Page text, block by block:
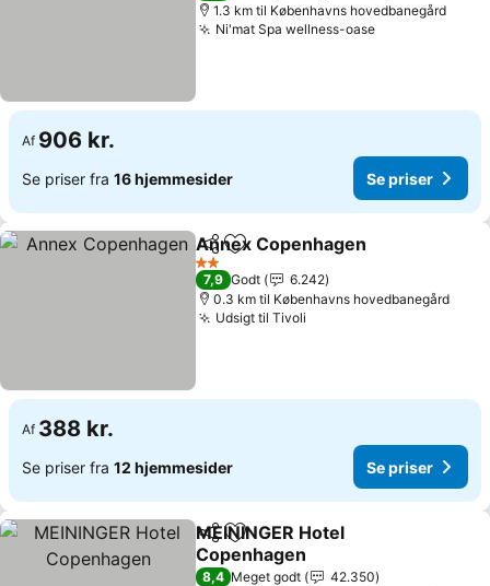
1.3 km til Københavns hovedbanegård
Ni'mat Spa wellness-oase
Af 906 kr.
Se priser fra 16 hjemmesider Se priser
Del Føj til favoritter
Annex Copenhagen
2 Stjerner
7,9 Godt
6.242
0.3 km til Københavns hovedbanegård
Udsigt til Tivoli
Af 388 kr.
Se priser fra 12 hjemmesider Se priser
Del Føj til favoritter
MEININGER Hotel
Copenhagen
8,4 Meget godt
42.350